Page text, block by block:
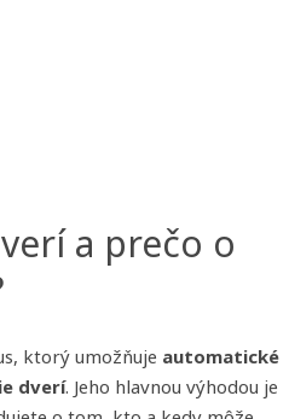
a prečo o
ktorý umožňuje automatické
dverí. Jeho hlavnou výhodou je